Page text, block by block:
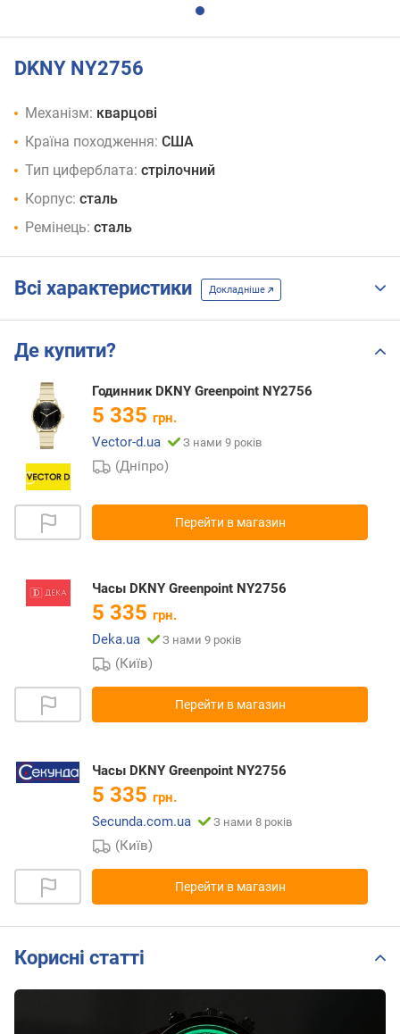
DKNY NY2756
Механізм: кварцові
Країна походження: США
Тип циферблата: стрілочний
Корпус: сталь
Ремінець: сталь
Всі характеристики Докладніше
Де купити?
Годинник DKNY Greenpoint NY2756
5 335 грн.
Vector-d.ua
З нами 9 років
(Дніпро)
Перейти в магазин
Часы DKNY Greenpoint NY2756
5 335 грн.
Deka.ua
З нами 9 років
(Київ)
Перейти в магазин
Часы DKNY Greenpoint NY2756
5 335 грн.
Secunda.com.ua
З нами 8 років
(Київ)
Перейти в магазин
Корисні статті